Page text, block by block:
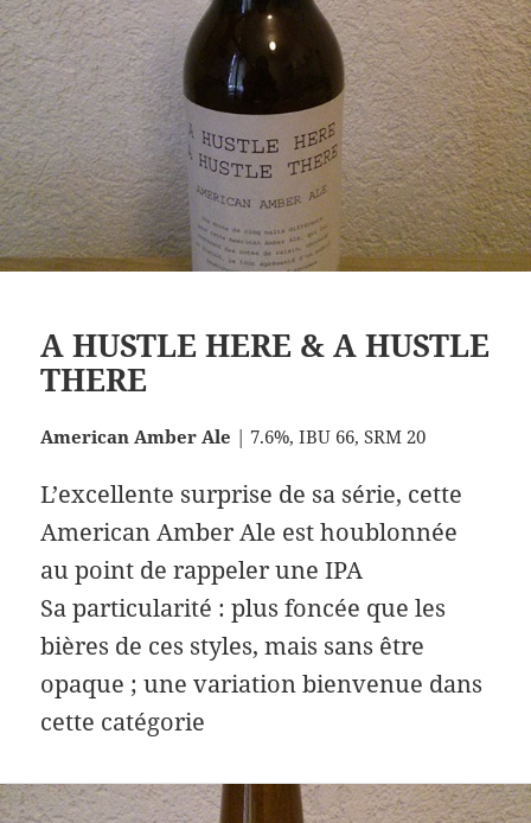
A HUSTLE HERE & A HUSTLE
THERE
American Amber Ale | 7.6%, IBU 66, SRM 20
L’excellente surprise de sa série, cette
American Amber Ale est houblonnée
au point de rappeler une IPA
Sa particularité : plus foncée que les
bières de ces styles, mais sans être
opaque ; une variation bienvenue dans
cette catégorie